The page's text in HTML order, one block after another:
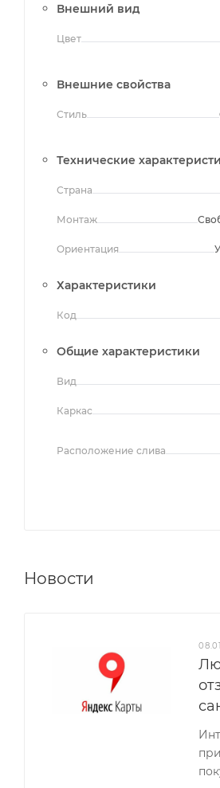
Внешний вид
Цвет
Внешние свойства
Стиль
Технические
Страна
Монтаж
Ориентация
Характеристики
Код
Общие характеристики
Вид
Каркас
Расположение слива
Новости